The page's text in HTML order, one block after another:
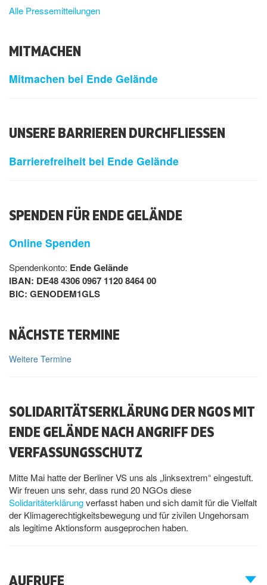
Alle Pressemitteilungen
MITMACHEN
Mitmachen bei Ende Gelände
UNSERE BARRIEREN DURCHFLIESSEN
Barrierefreiheit bei Ende Gelände
SPENDEN FÜR ENDE GELÄNDE
Online Spenden
Spendenkonto: Ende Gelände
IBAN: DE48 4306 0967 1120 8464 00
BIC: GENODEM1GLS
NÄCHSTE TERMINE
Weitere Termine
SOLIDARITÄTSERKLÄRUNG DER NGOS MIT
ENDE GELÄNDE NACH ANGRIFF DES
VERFASSUNGSSCHUTZ
Mitte Mai hatte der Berliner VS uns als „linksextrem“ eingestuft.
Wir freuen uns sehr, dass rund 20 NGOs diese
Solidaritäterklärungverfasst haben und sich damit für die Vielfalt
der Klimagerechtigkeitsbewegung und für zivilen Ungehorsam
als legitime Aktionsform ausgeprochen haben.
AUFRUFE